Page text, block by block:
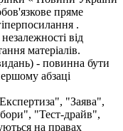
пряме
.
від
матеріалів.
- повинна бути
абзаці
"Заява",
"Тест-драйв",
на правах